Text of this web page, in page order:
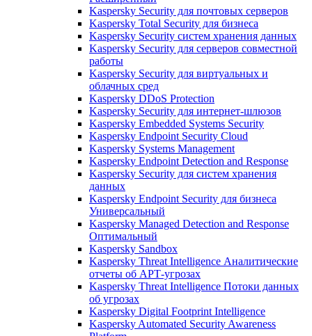
Kaspersky Security для почтовых серверов
Kaspersky Total Security для бизнеса
Kaspersky Security систем хранения данных
Kaspersky Security для серверов совместной
работы
Kaspersky Security для виртуальных и
облачных сред
Kaspersky DDoS Protection
Kaspersky Security для интернет-шлюзов
Kaspersky Embedded Systems Security
Kaspersky Endpoint Security Cloud
Kaspersky Systems Management
Kaspersky Endpoint Detection and Response
Kaspersky Security для систем хранения
данных
Kaspersky Endpoint Security для бизнеса
Универсальный
Kaspersky Managed Detection and Response
Оптимальный
Kaspersky Sandbox
Kaspersky Threat Intelligence Аналитические
отчеты об АРТ-угрозах
Kaspersky Threat Intelligence Потоки данных
об угрозах
Kaspersky Digital Footprint Intelligence
Kaspersky Automated Security Awareness